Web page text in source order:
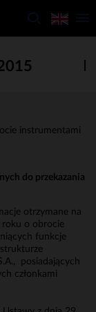
instrumentami
do przekazania
otrzymane na
roku o obrocie
funkcje
posiadających
członkami